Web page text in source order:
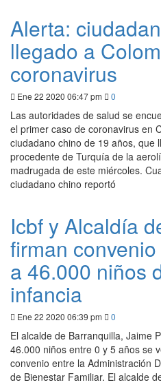
Alerta:
llegado a
coronavirus
Ene 22 2020 06:47 pm 0
Las autoridades de salud se
el primer caso de coronavirus en
ciudadano chino de 19 años, que
procedente de Turquía de la
madrugada de este miércoles.
ciudadano chino reportó
Icbf y Alcaldía
firman
a 46.000 niños
infancia
Ene 22 2020 06:39 pm 0
El alcalde de Barranquilla, Jaime
46.000 niños entre 0 y 5 años se
convenio entre la Administración
de Bienestar Familiar. El alcalde